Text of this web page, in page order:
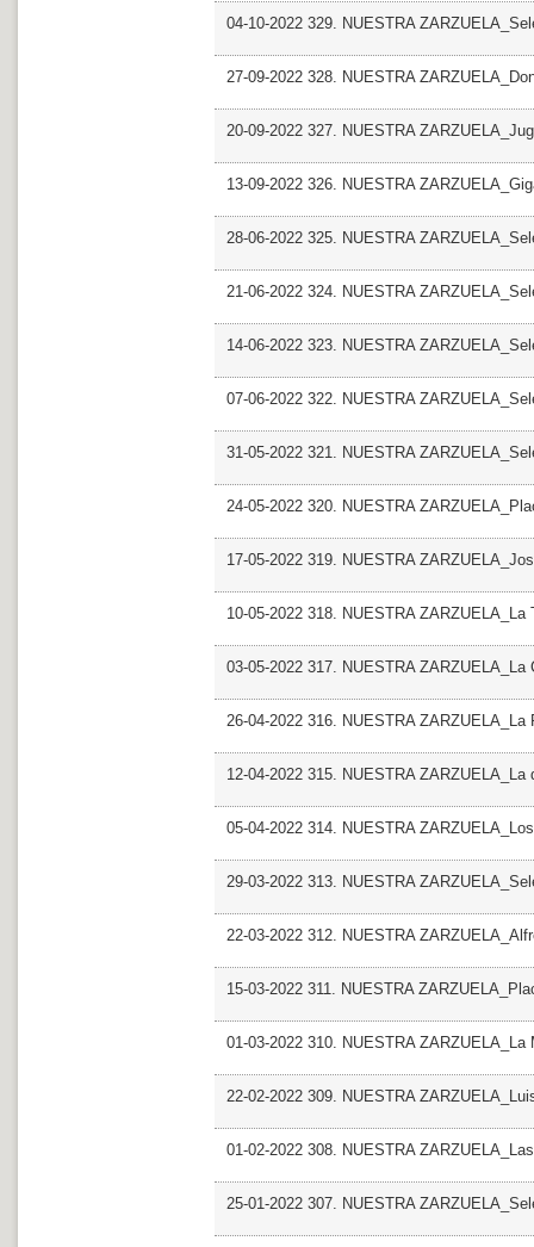
04-10-2022 329. NUESTRA
27-09-2022 328. NUESTRA
20-09-2022 327. NUESTRA
13-09-2022 326. NUESTRA
28-06-2022 325. NUESTRA
21-06-2022 324. NUESTRA
14-06-2022 323. NUESTRA
07-06-2022 322. NUESTRA
31-05-2022 321. NUESTRA
24-05-2022 320. NUESTRA
17-05-2022 319. NUESTRA
10-05-2022 318. NUESTRA ZARZUELA_La
03-05-2022 317. NUESTRA ZARZUELA_La
26-04-2022 316. NUESTRA ZARZUELA_La
12-04-2022 315. NUESTRA ZARZUELA_La
05-04-2022 314. NUESTRA
29-03-2022 313. NUESTRA
22-03-2022 312. NUESTRA
15-03-2022 311. NUESTRA
01-03-2022 310. NUESTRA ZARZUELA_La
22-02-2022 309. NUESTRA
01-02-2022 308. NUESTRA
25-01-2022 307. NUESTRA